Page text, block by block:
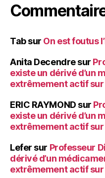
Tabsur On est foutus
Anita Decendresur
existe un dérivé d’un
extrêmement actif
ERIC RAYMOND sur
existe un dérivé d’un
extrêmement actif
Lefer sur Professeur
dérivé d’un
extrêmement actif